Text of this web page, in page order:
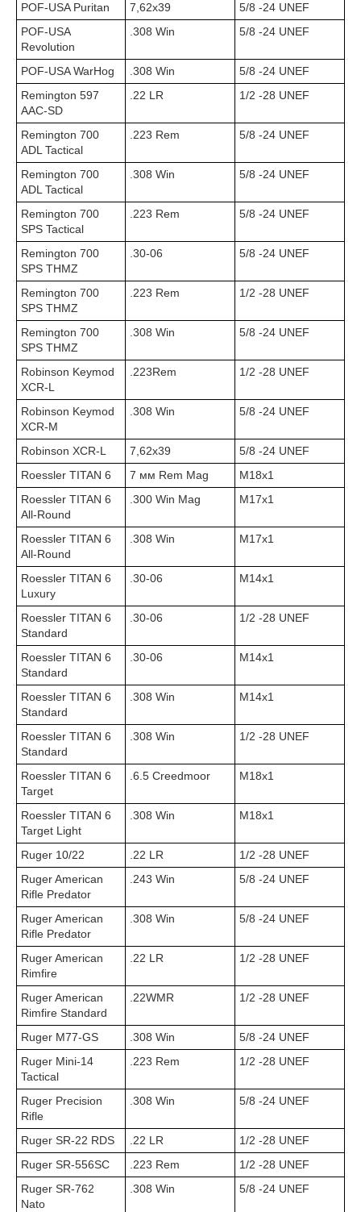
POF-USA Puritan
7,62х39
5/8 -24 UNEF
POF-USA
Revolution
.308 Win 5/8 -24 UNEF
POF-USA WarHog .308 Win
5/8 -24 UNEF
Remington 597
AAC-SD
.22 LR 1/2 -28 UNEF
Remington 700
ADL Tactical
.223 Rem 5/8 -24 UNEF
Remington 700
ADL Tactical
.308 Win 5/8 -24 UNEF
Remington 700
SPS Tactical
.223 Rem 5/8 -24 UNEF
Remington 700
SPS THMZ
.30-06 5/8 -24 UNEF
Remington 700
SPS THMZ
.223 Rem 1/2 -28 UNEF
Remington 700
SPS THMZ
.308 Win 5/8 -24 UNEF
Robinson Keymod
XCR-L
.223Rem 1/2 -28 UNEF
Robinson Keymod
XCR-M
.308 Win 5/8 -24 UNEF
Robinson XCR-L 7,62х39
5/8 -24 UNEF
Roessler TITAN 6
7 мм Rem Mag
M18x1
Roessler TITAN 6
All-Round
.300 Win Mag M17x1
Roessler TITAN 6
All-Round
.308 Win M17x1
Roessler TITAN 6
Luxury
.30-06 M14x1
Roessler TITAN 6
Standard
.30-06 1/2 -28 UNEF
Roessler TITAN 6
Standard
.30-06 M14x1
Roessler TITAN 6
Standard
.308 Win M14x1
Roessler TITAN 6
Standard
.308 Win 1/2 -28 UNEF
Roessler TITAN 6
Target
.6.5 Creedmoor M18x1
Roessler TITAN 6
Target Light
.308 Win M18x1
Ruger 10/22 .22 LR
1/2 -28 UNEF
Ruger American
Rifle Predator
.243 Win 5/8 -24 UNEF
Ruger American
Rifle Predator
.308 Win 5/8 -24 UNEF
Ruger American
Rimfire
.22 LR 1/2 -28 UNEF
Ruger American
Rimfire Standard
.22WMR 1/2 -28 UNEF
Ruger M77-GS .308 Win
5/8 -24 UNEF
Ruger Mini-14
Tactical
.223 Rem 1/2 -28 UNEF
Ruger Precision
Rifle
.308 Win 5/8 -24 UNEF
Ruger SR-22 RDS .22 LR
1/2 -28 UNEF
Ruger SR-556SC
.223 Rem
1/2 -28 UNEF
Ruger SR-762
Nato
.308 Win 5/8 -24 UNEF